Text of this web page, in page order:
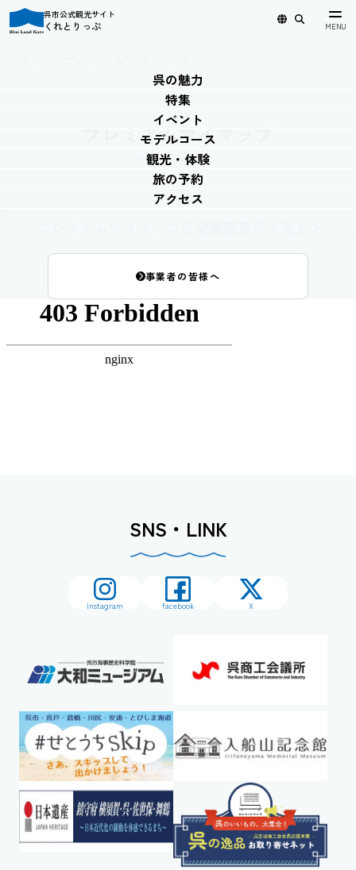
呉市公式観光サイト
くれとりっぷ
呉の魅力
特集
イベント
モデルコース
観光・体験
旅の予約
アクセス
事業者の皆様へ
プレミアムマイマップ
SNS・LINK
Instagram facebook X